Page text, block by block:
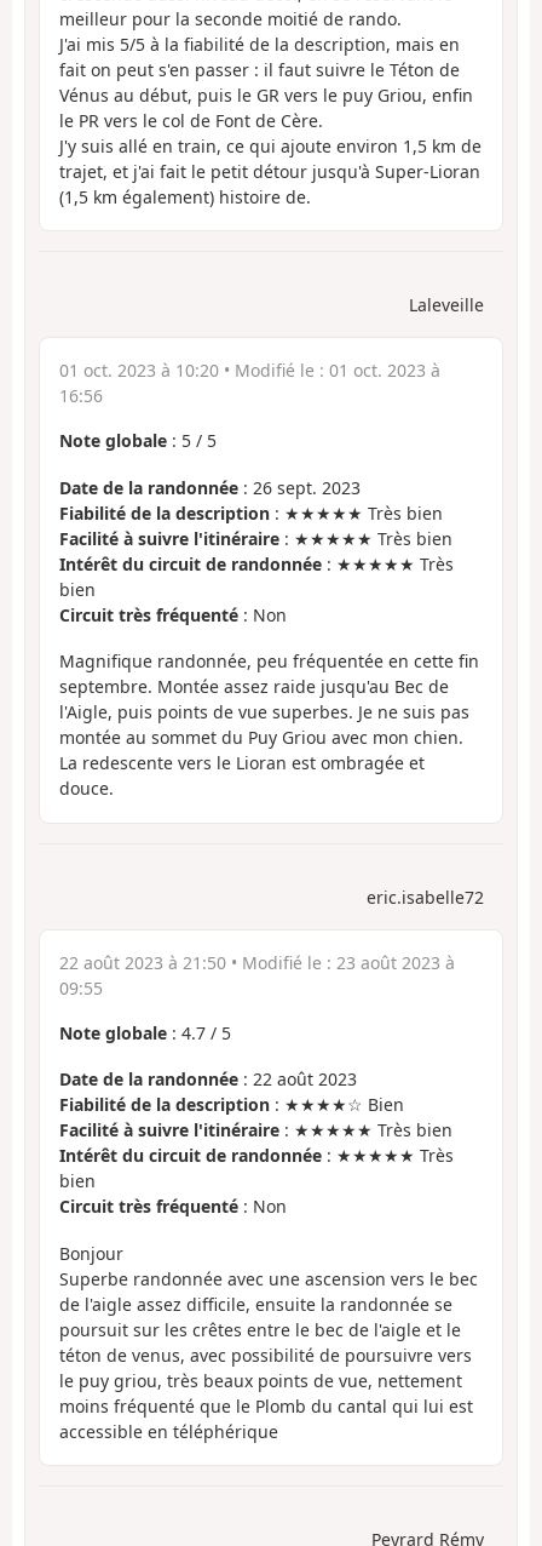
meilleur pour la seconde moitié de rando.
J'ai mis 5/5 à la fiabilité de la description, mais en
fait on peut s'en passer : il faut suivre le Téton de
Vénus au début, puis le GR vers le puy Griou, enfin
le PR vers le col de Font de Cère.
J'y suis allé en train, ce qui ajoute environ 1,5 km de
trajet, et j'ai fait le petit détour jusqu'à Super-Lioran
(1,5 km également) histoire de.
Laleveille
01 oct. 2023 à 10:20 • Modifié le : 01 oct. 2023 à
16:56
Note globale : 5 / 5
Date de la randonnée : 26 sept. 2023
Fiabilité de la description : ★★★★★ Très bien
Facilité à suivre l'itinéraire : ★★★★★ Très bien
Intérêt du circuit de randonnée : ★★★★★ Très
bien
Circuit très fréquenté : Non
Magnifique randonnée, peu fréquentée en cette fin
septembre. Montée assez raide jusqu'au Bec de
l'Aigle, puis points de vue superbes. Je ne suis pas
montée au sommet du Puy Griou avec mon chien.
La redescente vers le Lioran est ombragée et
douce.
eric.isabelle72
22 août 2023 à 21:50 • Modifié le : 23 août 2023 à
09:55
Note globale : 4.7 / 5
Date de la randonnée : 22 août 2023
Fiabilité de la description : ★★★★☆ Bien
Facilité à suivre l'itinéraire : ★★★★★ Très bien
Intérêt du circuit de randonnée : ★★★★★ Très
bien
Circuit très fréquenté : Non
Bonjour
Superbe randonnée avec une ascension vers le bec
de l'aigle assez difficile, ensuite la randonnée se
poursuit sur les crêtes entre le bec de l'aigle et le
téton de venus, avec possibilité de poursuivre vers
le puy griou, très beaux points de vue, nettement
moins fréquenté que le Plomb du cantal qui lui est
accessible en téléphérique
Peyrard Rémy